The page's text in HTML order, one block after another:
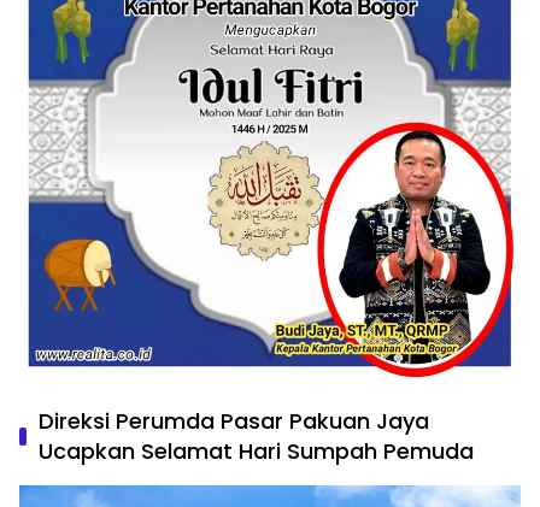
Direksi Perumda Pasar Pakuan Jaya
Ucapkan Selamat Hari Sumpah Pemuda